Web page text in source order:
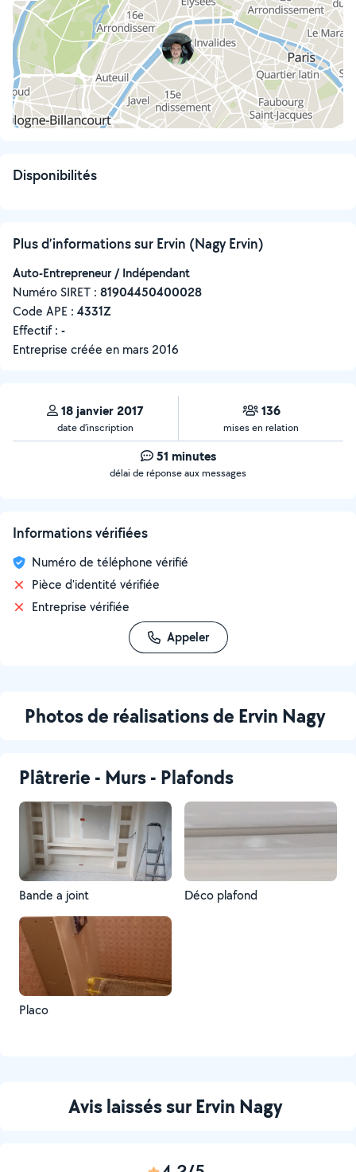
Disponibilités
Plus d’informations sur Ervin (Nagy Ervin)
Auto-Entrepreneur / Indépendant
Numéro SIRET : ‍81904450400028
Code APE : 4331Z
Effectif : -
Entreprise créée en mars 2016
18 janvier 2017
date d’inscription
136
mises en relation
51 minutes
délai de réponse aux messages
Informations vérifiées
Numéro de téléphone vérifié
Pièce d'identité vérifiée
Entreprise vérifiée
Appeler
Photos de réalisations de Ervin Nagy
Plâtrerie - Murs - Plafonds
Bande a joint Déco plafond
Placo
Avis laissés sur Ervin Nagy